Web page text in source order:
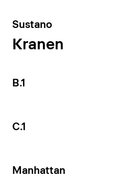
Sustano
Kranen
B.1
C.1
Manhattan